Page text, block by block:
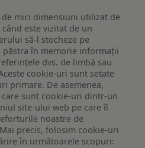
mici dimensiuni utilizat de
este vizitat de un
să-l stocheze pe
în memorie informații
dvs. de limbă sau
cookie-uri sunt setate
primare. De asemenea,
sunt cookie-uri dintr-un
site-ului web pe care îl
noastre de
precis, folosim cookie-uri
în următoarele scopuri: